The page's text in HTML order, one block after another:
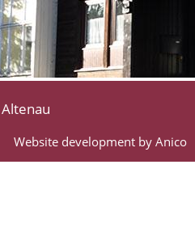
Website development by Anico